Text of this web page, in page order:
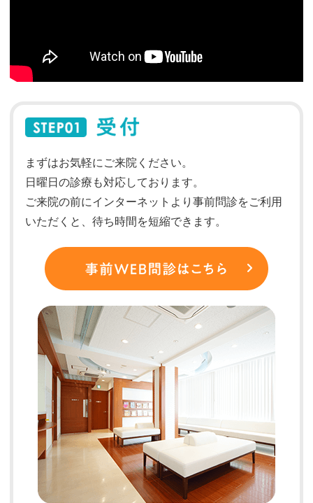
まずはお気軽にご来院ください。
日曜日の診療も対応しております。
ご来院の前にインターネットより事前問診をご利用
いただくと、待ち時間を短縮できます。